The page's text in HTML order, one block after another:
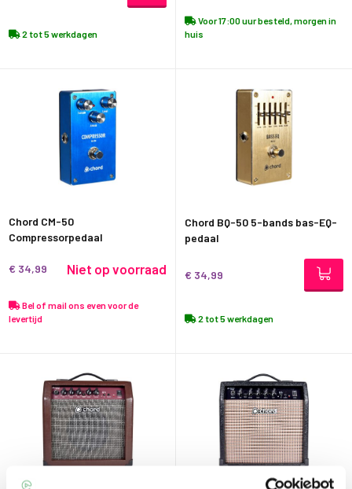
2 tot 5 werkdagen
Voor 17:00 uur besteld, morgen in
huis
Chord CM-50
Compressorpedaal
€ 34,99 Niet op voorraad
Bel of mail ons even voor de
levertijd
Chord BQ-50 5-bands bas-EQ-
pedaal
€ 34,99
2 tot 5 werkdagen